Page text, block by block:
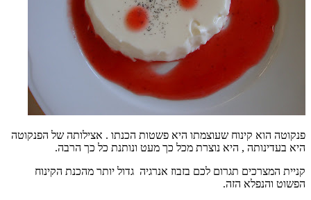
פנקוטה הוא קינוח שעוצמתו היא פשטות הכנתו . אצילותה של הפנקוטה
היא בעדינותה , היא נוצרת מכל כך מעט ונותנת כל כך הרבה.
קניית המצרכים תגרום לכם בזבוז אנרגיה גדול יותר מהכנת הקינוח
הפשוט והנפלא הזה.